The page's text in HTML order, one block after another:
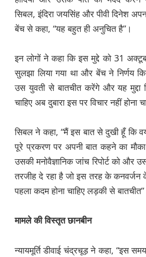
सिबल, इंदिरा जयसिंह और पीवी दिनेश
बेंच से कहा, “यह बहुत ही अनुचित है”।
इन लोगों ने कहा कि इस मुद्दे को 31
सुलझा लिया गया था और बेंच ने निर्णय
उस युवती से बातचीत करेंगे और यह मुद्दा
चाहिए अब दुबारा इस पर विचार नहीं होना
सिबल ने कहा, “मैं इस बात से दुखी हूँ कि
पूरे प्रकरण पर अपनी बात कहने का
उसकी मनोवैज्ञानिक जांच रिपोर्ट को और
तरजीह दे रहा है जो इस तरह के कनवर्जन
पहला कदम होना चाहिए लड़की से
मामलेकीविस्तृतछानबीन
न्यायमूर्ति डीवाई चंद्रचूड़ ने कहा, “इस